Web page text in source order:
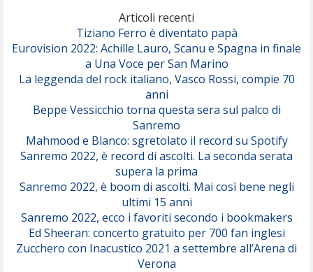
Serenamente
Articoli recenti
Tiziano Ferro è diventato papà
Eurovision 2022: Achille Lauro, Scanu e Spagna in finale
a Una Voce per San Marino
La leggenda del rock italiano, Vasco Rossi, compie 70
anni
Beppe Vessicchio torna questa sera sul palco di
Sanremo
Mahmood e Blanco: sgretolato il record su Spotify
Sanremo 2022, è record di ascolti. La seconda serata
supera la prima
Sanremo 2022, è boom di ascolti. Mai così bene negli
ultimi 15 anni
Sanremo 2022, ecco i favoriti secondo i bookmakers
Ed Sheeran: concerto gratuito per 700 fan inglesi
Zucchero con Inacustico 2021 a settembre all’Arena di
Verona